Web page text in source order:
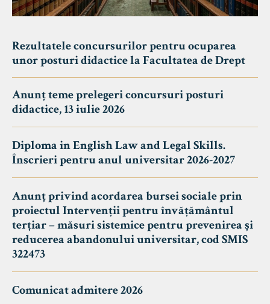
Rezultatele concursurilor pentru ocuparea
unor posturi didactice la Facultatea de Drept
Anunț teme prelegeri concursuri posturi
didactice, 13 iulie 2026
Diploma in English Law and Legal Skills.
Înscrieri pentru anul universitar 2026-2027
Anunț privind acordarea bursei sociale prin
proiectul Intervenții pentru învățământul
terțiar – măsuri sistemice pentru prevenirea și
reducerea abandonului universitar, cod SMIS
322473
Comunicat admitere 2026